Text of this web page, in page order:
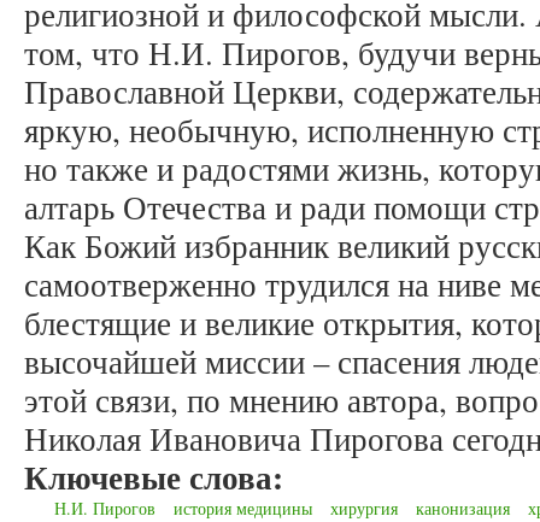
религиозной и философской
том, что Н.И. Пирогов, будучи
Православной Церкви,
яркую, необычную, исполненную
но также и радостями жизнь,
алтарь Отечества и ради помощи
Как Божий избранник великий
самоотверженно трудился на ниве
блестящие и великие открытия,
высочайшей миссии – спасения
этой связи, по мнению автора,
Николая Ивановича Пирогова
Ключевые слова:
Н.И. Пирогов история медицины хирургия канонизация